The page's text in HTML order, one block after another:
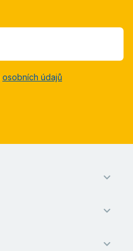
osobních údajů